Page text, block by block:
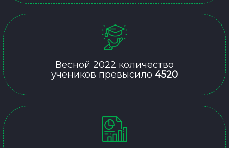
Весной 2022 количество
учеников превысило 4520